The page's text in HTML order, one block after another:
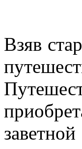
Взяв